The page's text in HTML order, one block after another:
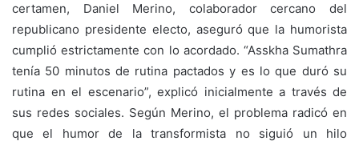
certamen, Daniel Merino, colaborador cercano del
republicano presidente electo, aseguró que la humorista
cumplió estrictamente con lo acordado. “Asskha Sumathra
tenía 50 minutos de rutina pactados y es lo que duró su
rutina en el escenario”, explicó inicialmente a través de
sus redes sociales. Según Merino, el problema radicó en
que el humor de la transformista no siguió un hilo